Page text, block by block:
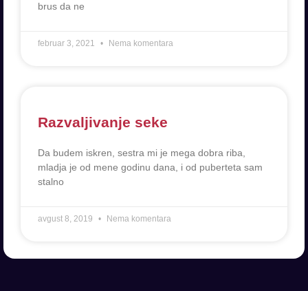
brus da ne
februar 3, 2021 Nema komentara
Razvaljivanje seke
Da budem iskren, sestra mi je mega dobra riba,
mladja je od mene godinu dana, i od puberteta sam
stalno
avgust 8, 2019 Nema komentara